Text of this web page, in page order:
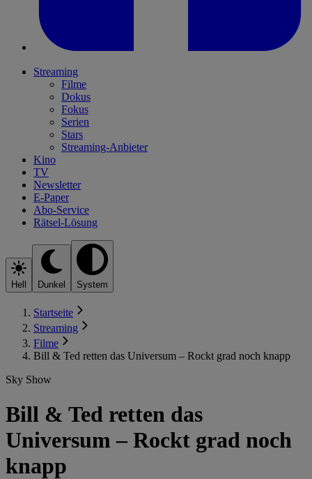
Streaming
Filme
Dokus
Fokus
Serien
Stars
Streaming-Anbieter
Kino
TV
Newsletter
E-Paper
Abo-Service
Rätsel-Lösung
Hell Dunkel System
Startseite
Streaming
Filme
Bill & Ted retten das Universum – Rockt grad noch knapp
Sky Show
Bill & Ted retten das
Universum – Rockt grad noch
knapp